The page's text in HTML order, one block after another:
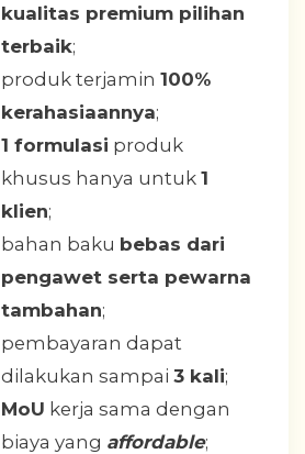
kualitas premium pilihan
terbaik;
produk terjamin 100%
kerahasiaannya;
1 formulasi produk
khusus hanya untuk 1
klien;
bahan baku bebas dari
pengawet serta pewarna
tambahan;
pembayaran dapat
dilakukan sampai 3 kali;
MoU kerja sama dengan
biaya yang affordable;